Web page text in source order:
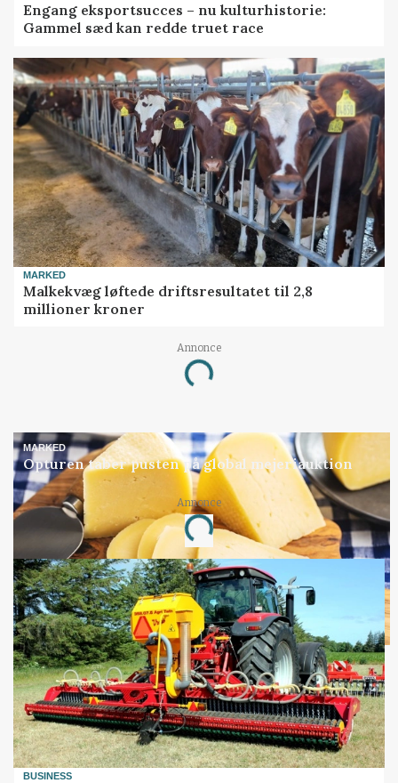
Engang eksportsucces – nu kulturhistorie:
Gammel sæd kan redde truet race
MARKED
Malkekvæg løftede driftsresultatet til 2,8
millioner kroner
Annonce
Loading...
MARKED
Opturen taber pusten på global mejeriauktion
Annonce
Loading...
BUSINESS